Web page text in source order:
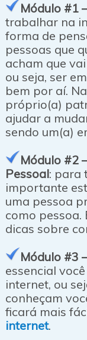
Módulo #1
trabalhar na
forma de
pessoas que
acham que
ou seja, ser
bem por aí.
próprio(a)
ajudar a
sendo um(a)
Módulo #2
Pessoal: para
importante
uma pessoa
como pessoa.
dicas sobre
Módulo #3
essencial
internet, ou
conheçam
ficará mais
internet.